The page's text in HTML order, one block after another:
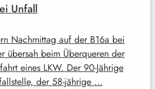
Unfall
Nachmittag auf der B16a bei
übersah beim Überqueren der
eines LKW. Der 90-Jährige
der 58-jährige …